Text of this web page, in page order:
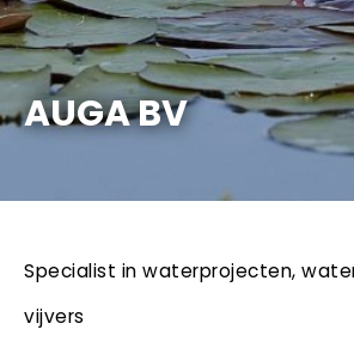
AUGA BV
Specialist in waterprojecten,
vijvers